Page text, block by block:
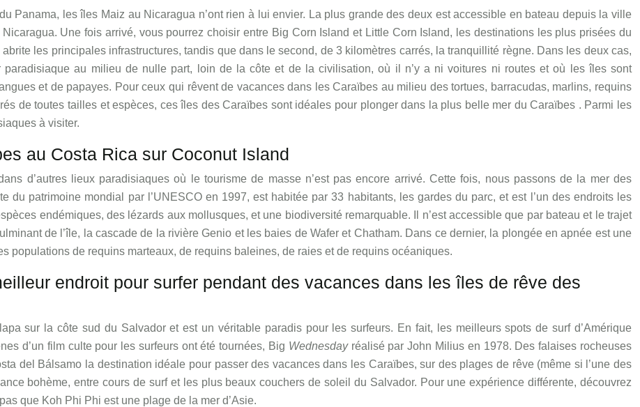
Panama, les îles Maiz au Nicaragua n’ont rien à lui envier. La plus grande des deux est accessible en bateau depuis la ville
Une fois arrivé, vous pourrez choisir entre Big Corn Island et Little Corn Island, les destinations les plus prisées du
les principales infrastructures, tandis que dans le second, de 3 kilomètres carrés, la tranquillité règne. Dans les deux cas,
au milieu de nulle part, loin de la côte et de la civilisation, où il n’y a ni voitures ni routes et où les îles sont
et de papayes. Pour ceux qui rêvent de vacances dans les Caraïbes au milieu des tortues, barracudas, marlins, requins
de toutes tailles et espèces, ces îles des Caraïbes sont idéales pour plonger dans la plus belle mer du Caraïbes . Parmi les
à visiter.
au Costa Rica sur Coconut Island
d’autres lieux paradisiaques où le tourisme de masse n’est pas encore arrivé. Cette fois, nous passons de la mer des
du patrimoine mondial par l’UNESCO en 1997, est habitée par 33 habitants, les gardes du parc, et est l’un des endroits les
endémiques, des lézards aux mollusques, et une biodiversité remarquable. Il n’est accessible que par bateau et le trajet
de l’île, la cascade de la rivière Genio et les baies de Wafer et Chatham. Dans ce dernier, la plongée en apnée est une
populations de requins marteaux, de requins baleines, de raies et de requins océaniques.
endroit pour surfer pendant des vacances dans les îles de rêve des
sur la côte sud du Salvador et est un véritable paradis pour les surfeurs. En fait, les meilleurs spots de surf d’Amérique
d’un film culte pour les surfeurs ont été tournées, Big Wednesdayréalisé par John Milius en 1978. Des falaises rocheuses
del Bálsamo la destination idéale pour passer des vacances dans les Caraïbes, sur des plages de rêve (même si l’une des
bohème, entre cours de surf et les plus beaux couchers de soleil du Salvador. Pour une expérience différente, découvrez
que Koh Phi Phi est une plage de la mer d’Asie.